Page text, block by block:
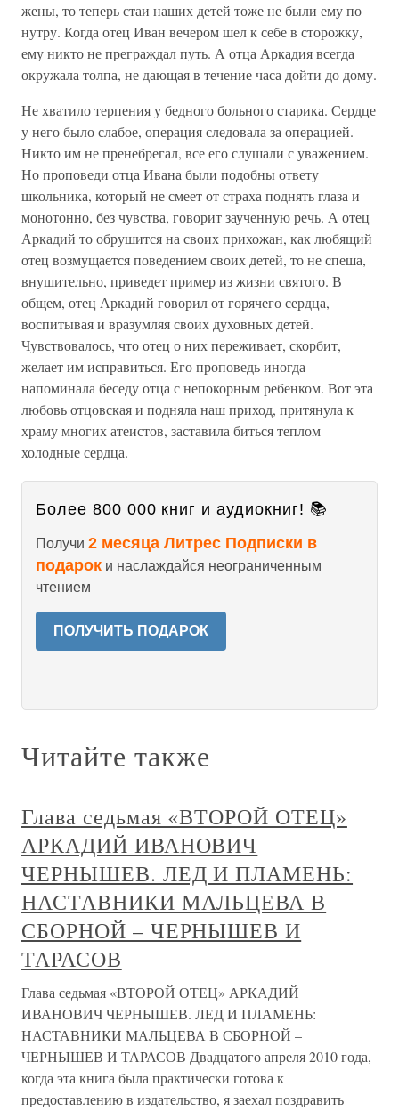
жены, то теперь стаи наших детей тоже не были ему по
нутру. Когда отец Иван вечером шел к себе в сторожку,
ему никто не преграждал путь. А отца Аркадия всегда
окружала толпа, не дающая в течение часа дойти до дому.
Не хватило терпения у бедного больного старика. Сердце
у него было слабое, операция следовала за операцией.
Никто им не пренебрегал, все его слушали с уважением.
Но проповеди отца Ивана были подобны ответу
школьника, который не смеет от страха поднять глаза и
монотонно, без чувства, говорит заученную речь. А отец
Аркадий то обрушится на своих прихожан, как любящий
отец возмущается поведением своих детей, то не спеша,
внушительно, приведет пример из жизни святого. В
общем, отец Аркадий говорил от горячего сердца,
воспитывая и вразумляя своих духовных детей.
Чувствовалось, что отец о них переживает, скорбит,
желает им исправиться. Его проповедь иногда
напоминала беседу отца с непокорным ребенком. Вот эта
любовь отцовская и подняла наш приход, притянула к
храму многих атеистов, заставила биться теплом
холодные сердца.
Более 800 000 книг и аудиокниг! 📚
Получи 2 месяца Литрес Подписки в
подарок и наслаждайся неограниченным
чтением
ПОЛУЧИТЬ ПОДАРОК
Читайте также
Глава седьмая «ВТОРОЙ ОТЕЦ»
АРКАДИЙ ИВАНОВИЧ
ЧЕРНЫШЕВ. ЛЕД И ПЛАМЕНЬ:
НАСТАВНИКИ МАЛЬЦЕВА В
СБОРНОЙ – ЧЕРНЫШЕВ И
ТАРАСОВ
Глава седьмая «ВТОРОЙ ОТЕЦ» АРКАДИЙ
ИВАНОВИЧ ЧЕРНЫШЕВ. ЛЕД И ПЛАМЕНЬ:
НАСТАВНИКИ МАЛЬЦЕВА В СБОРНОЙ –
ЧЕРНЫШЕВ И ТАРАСОВ Двадцатого апреля 2010 года,
когда эта книга была практически готова к
предоставлению в издательство, я заехал поздравить